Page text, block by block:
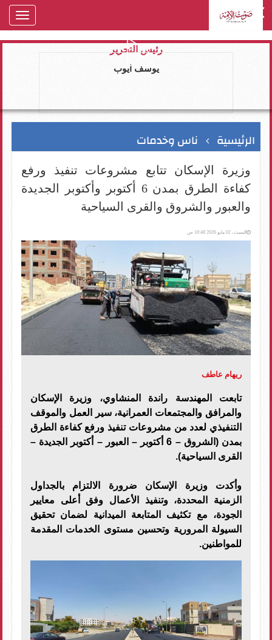
رئيس التحرير
يوسف ايوب
الرئيسية ناس وخدمات
وزيرة الإسكان تتابع مشروعات تنفيذ ورفع
كفاءة الطرق بمدن 6 أكتوبر وأكتوبر الجديدة
والعبور والشروق والقرى السياحية
السبت، 02 مايو 2026 10:48 ص
ريهام عاطف
تابعت المهندسة راندة المنشاوي، وزيرة الإسكان
والمرافق والمجتمعات العمرانية، سير العمل والموقف
التنفيذي لعدد من مشروعات تنفيذ ورفع كفاءة الطرق
بمدن (الشروق – 6 أكتوبر – العبور – أكتوبر الجديدة –
القرى السياحية).
وأكدت وزيرة الإسكان ضرورة الالتزام بالجداول
الزمنية المحددة، وتنفيذ الأعمال وفق أعلى معايير
الجودة، مع تكثيف المتابعة الميدانية لضمان تحقيق
السيولة المرورية وتحسين مستوى الخدمات المقدمة
للمواطنين.